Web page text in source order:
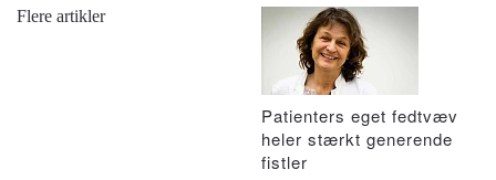
Flere artikler
Patienters eget fedtvæv
heler stærkt generende
fistler